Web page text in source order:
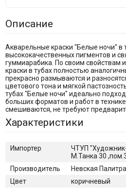
Описание
Акварельные краски "Белые ночи" в
высококачественных пигментов и
гуммиарабика. По своим свойствам
краски в тубах полностью
прекрасно размываются и
цветового тона и мягкой
тубах "Белые ночи" идеально
больших форматов и работ в
смешиваются, не требуют
Характеристики
Импортер
ЧТУП "Художник-
М.Танка 30
Производитель
Невская
Цвет
коричневый